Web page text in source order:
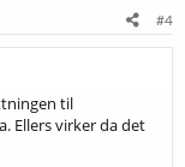
#4
til
Ellers virker da det